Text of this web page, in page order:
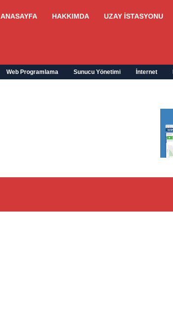
ANASAYFA HAKKIMDA UZAY İSTASYONU
Web Programlama Sunucu Yönetimi İnternet